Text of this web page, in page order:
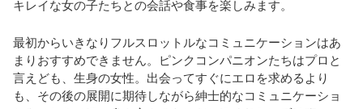
キレイな女の子たちとの会話や食事を楽しみます。
最初からいきなりフルスロットルなコミュニケーションはあ
まりおすすめできません。ピンクコンパニオンたちはプロと
言えども、生身の女性。出会ってすぐにエロを求めるより
も、その後の展開に期待しながら紳士的なコミュニケーショ